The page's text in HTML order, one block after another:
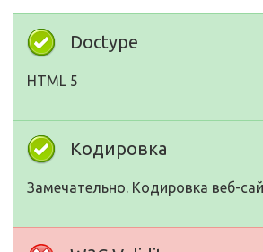
Doctype
HTML 5
Кодировка
Замечательно. Кодировка веб-